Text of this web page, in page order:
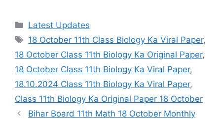
Categories
Latest Updates
Tags
18 October 11th Class Biology Ka Viral Paper,
18 October Class 11th Biology Ka Original Paper,
18 October Class 11th Biology Ka Viral Paper,
18.10.2024 Class 11th Biology Ka Viral Paper,
Class 11th Biology Ka Original Paper 18 October
Bihar Board 11th Math 18 October Monthly